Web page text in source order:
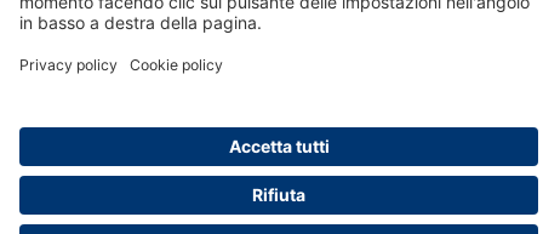
Via della Beverara, 21 / 40131 Bologna / Italy Cap. Soc.
R.E.A. n° 410952 | Reg. Impr. Bo, C.F. e P.IVA 02083271201
CRIBIS Holding S.r.l., Società con unico socio
Società con Sistema di Gestione Certificato da DNV ISO 9001,
ISO 45001, ISO/IEC 27001, ISO14001